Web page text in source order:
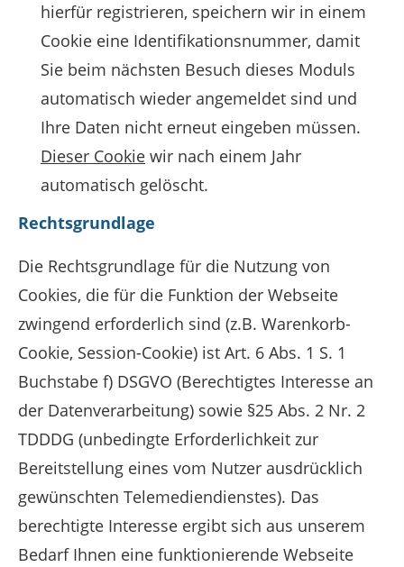
hierfür registrieren, speichern wir in einem
Cookie eine Identifikationsnummer, damit
Sie beim nächsten Besuch dieses Moduls
automatisch wieder angemeldet sind und
Ihre Daten nicht erneut eingeben müssen.
Dieser Cookie wir nach einem Jahr
automatisch gelöscht.
Rechtsgrundlage
Die Rechtsgrundlage für die Nutzung von
Cookies, die für die Funktion der Webseite
zwingend erforderlich sind (z.B. Warenkorb-
Cookie, Session-Cookie) ist Art. 6 Abs. 1 S. 1
Buchstabe f) DSGVO (Berechtigtes Interesse an
der Datenverarbeitung) sowie §25 Abs. 2 Nr. 2
TDDDG (unbedingte Erforderlichkeit zur
Bereitstellung eines vom Nutzer ausdrücklich
gewünschten Telemediendienstes). Das
berechtigte Interesse ergibt sich aus unserem
Bedarf Ihnen eine funktionierende Webseite